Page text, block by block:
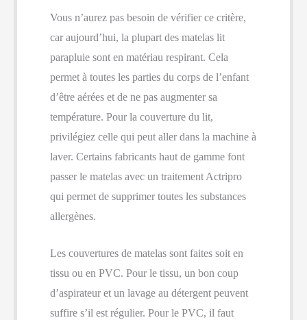
Vous n’aurez pas besoin de vérifier ce critère,
car aujourd’hui, la plupart des matelas lit
parapluie sont en matériau respirant. Cela
permet à toutes les parties du corps de l’enfant
d’être aérées et de ne pas augmenter sa
température. Pour la couverture du lit,
privilégiez celle qui peut aller dans la machine à
laver. Certains fabricants haut de gamme font
passer le matelas avec un traitement Actripro
qui permet de supprimer toutes les substances
allergènes.
Les couvertures de matelas sont faites soit en
tissu ou en PVC. Pour le tissu, un bon coup
d’aspirateur et un lavage au détergent peuvent
suffire s’il est régulier. Pour le PVC, il faut